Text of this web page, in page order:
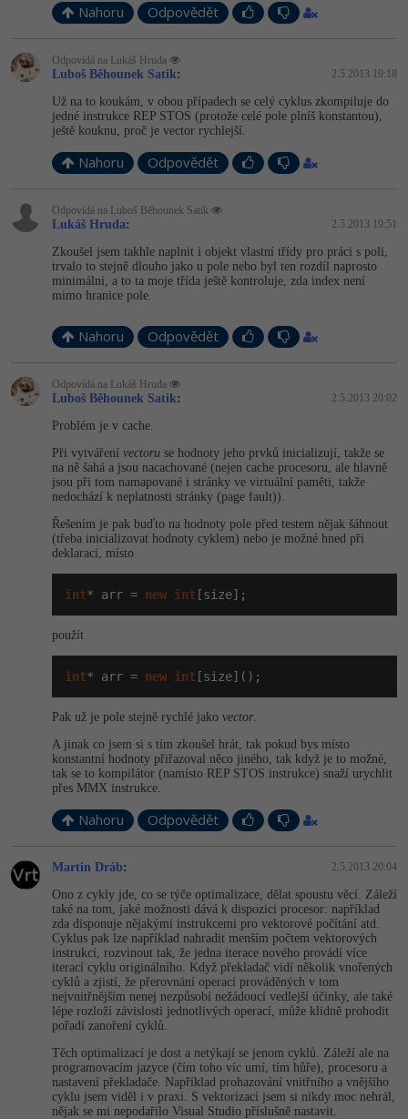
Nahoru Odpovědět
Odpovídá na Lukáš Hruda
Luboš Běhounek Satik: 2.5.2013 19:18
Už na to koukám, v obou případech se celý cyklus zkompiluje do
jedné instrukce REP STOS (protože celé pole plníš konstantou),
ještě kouknu, proč je vector rychlejší.
Nahoru Odpovědět
Odpovídá na Luboš Běhounek Satik
Lukáš Hruda: 2.5.2013 19:51
Zkoušel jsem takhle naplnit i objekt vlastní třídy pro práci s poli,
trvalo to stejně dlouho jako u pole nebo byl ten rozdíl naprosto
minimální, a to ta moje třída ještě kontroluje, zda index není
mimo hranice pole.
Nahoru Odpovědět
Odpovídá na Lukáš Hruda
Luboš Běhounek Satik: 2.5.2013 20:02
Problém je v cache.
Při vytváření vectoru se hodnoty jeho prvků inicializují, takže se
na ně šahá a jsou nacachované (nejen cache procesoru, ale hlavně
jsou při tom namapované i stránky ve virtuální paměti, takže
nedochází k neplatnosti stránky (page fault)).
Řešením je pak buďto na hodnoty pole před testem nějak šáhnout
(třeba inicializovat hodnoty cyklem) nebo je možné hned při
deklaraci, místo
int* arr = new int [size];
použít
int* arr = new int [size]();
Pak už je pole stejně rychlé jako vector.
A jinak co jsem si s tím zkoušel hrát, tak pokud bys místo
konstantní hodnoty přiřazoval něco jiného, tak když je to možné,
tak se to kompilátor (namísto REP STOS instrukce) snaží urychlit
přes MMX instrukce.
Nahoru Odpovědět
Martin Dráb: 2.5.2013 20:04
Ono z cykly jde, co se týče optimalizace, dělat spoustu věcí. Záleží
také na tom, jaké možnosti dává k dispozici procesor: například
zda disponuje nějakými instrukcemi pro vektorové počítání atd.
Cyklus pak lze například nahradit menším počtem vektorových
instrukcí, rozvinout tak, že jedna iterace nového provádí více
iterací cyklu originálního. Když překladač vidí několik vnořených
cyklů a zjistí, že přerovnání operací prováděných v tom
nejvnitřnějším nenej nezpůsobí nežádoucí vedlejší účinky, ale také
lépe rozloží závislosti jednotlivých operací, může klidně prohodit
pořadí zanoření cyklů.
Těch optimalizací je dost a netýkají se jenom cyklů. Záleží ale na
programovacím jazyce (čím toho víc umí, tím hůře), procesoru a
nastavení překladače. Například prohazování vnitřního a vnějšího
cyklu jsem viděl i v praxi. S vektorizací jsem si nikdy moc nehrál,
nějak se mi nepodařilo Visual Studio příslušně nastavit.